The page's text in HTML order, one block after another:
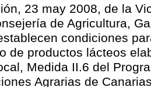
23 may 2008, de la
de Agricultura,
condiciones
de productos lácteos
Medida II.6 del
Agrarias de